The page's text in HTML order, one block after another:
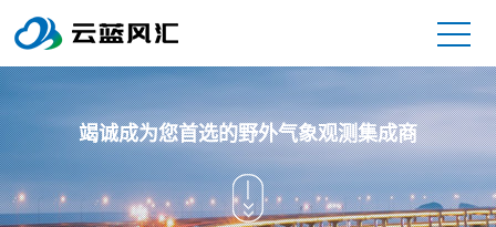
竭诚成为您首选的野外气象观测集成商